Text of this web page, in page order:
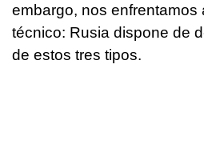
embargo, nos enfrentamos
técnico: Rusia dispone de
de estos tres tipos.